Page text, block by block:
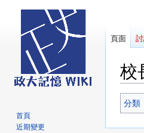
校
跳
至
導
跳
至
搜
分類
頁面
首頁
近期變更